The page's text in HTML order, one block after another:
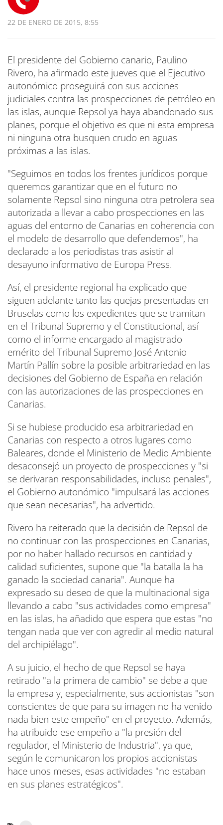
22 DE ENERO DE 2015, 8:55
El presidente del Gobierno canario, Paulino
Rivero, ha afirmado este jueves que el Ejecutivo
autonómico proseguirá con sus acciones
judiciales contra las prospecciones de petróleo en
las islas, aunque Repsol ya haya abandonado sus
planes, porque el objetivo es que ni esta empresa
ni ninguna otra busquen crudo en aguas
próximas a las islas.
"Seguimos en todos los frentes jurídicos porque
queremos garantizar que en el futuro no
solamente Repsol sino ninguna otra petrolera sea
autorizada a llevar a cabo prospecciones en las
aguas del entorno de Canarias en coherencia con
el modelo de desarrollo que defendemos", ha
declarado a los periodistas tras asistir al
desayuno informativo de Europa Press.
Así, el presidente regional ha explicado que
siguen adelante tanto las quejas presentadas en
Bruselas como los expedientes que se tramitan
en el Tribunal Supremo y el Constitucional, así
como el informe encargado al magistrado
emérito del Tribunal Supremo José Antonio
Martín Pallín sobre la posible arbitrariedad en las
decisiones del Gobierno de España en relación
con las autorizaciones de las prospecciones en
Canarias.
Si se hubiese producido esa arbitrariedad en
Canarias con respecto a otros lugares como
Baleares, donde el Ministerio de Medio Ambiente
desaconsejó un proyecto de prospecciones y "si
se derivaran responsabilidades, incluso penales",
el Gobierno autonómico "impulsará las acciones
que sean necesarias", ha advertido.
Rivero ha reiterado que la decisión de Repsol de
no continuar con las prospecciones en Canarias,
por no haber hallado recursos en cantidad y
calidad suficientes, supone que "la batalla la ha
ganado la sociedad canaria". Aunque ha
expresado su deseo de que la multinacional siga
llevando a cabo "sus actividades como empresa"
en las islas, ha añadido que espera que estas "no
tengan nada que ver con agredir al medio natural
del archipiélago".
A su juicio, el hecho de que Repsol se haya
retirado "a la primera de cambio" se debe a que
la empresa y, especialmente, sus accionistas "son
conscientes de que para su imagen no ha venido
nada bien este empeño" en el proyecto. Además,
ha atribuido ese empeño a "la presión del
regulador, el Ministerio de Industria", ya que,
según le comunicaron los propios accionistas
hace unos meses, esas actividades "no estaban
en sus planes estratégicos".